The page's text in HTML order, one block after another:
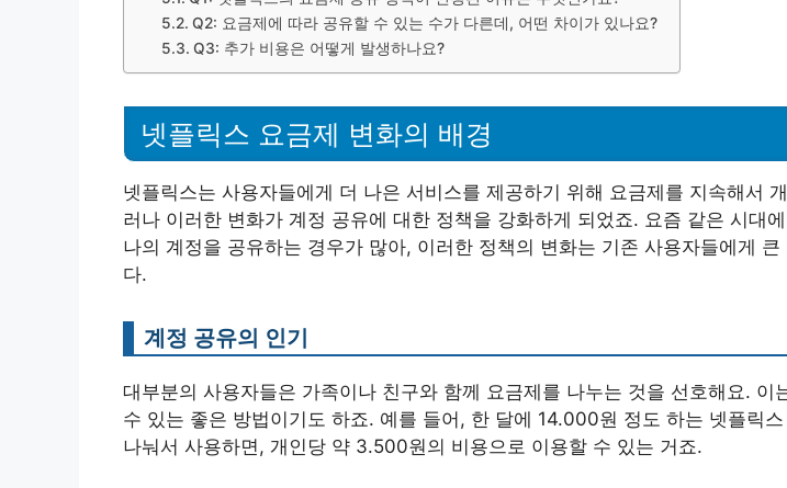
Q2: 요금제에 따라 공유할 수 있는 수가 다른데, 어떤 차이가 있나요?
Q3: 추가 비용은 어떻게 발생하나요?
넷플릭스 요금제 변화의 배경
넷플릭스는 사용자들에게 더 나은 서비스를 제공하기 위해 요금제를 지속해서
러나 이러한 변화가 계정 공유에 대한 정책을 강화하게 되었죠. 요즘 같은 시대
나의 계정을 공유하는 경우가 많아, 이러한 정책의 변화는 기존 사용자들에게 큰
다.
계정 공유의 인기
대부분의 사용자들은 가족이나 친구와 함께 요금제를 나누는 것을 선호해요. 이
수 있는 좋은 방법이기도 하죠. 예를 들어, 한 달에 14.000원 정도 하는 넷플릭
나눠서 사용하면, 개인당 약 3.500원의 비용으로 이용할 수 있는 거죠.